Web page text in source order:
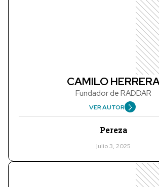
CAMILO
Fundador de RADDAR
VER AUTOR
Pereza
julio 3, 2025